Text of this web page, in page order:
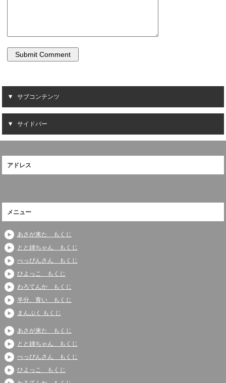
サブコンテンツ
サイドバー
アドレス
メニュー
あさが来た もくじ
とと姉ちゃん もくじ
べっぴんさん もくじ
ひよっこ もくじ
わろてんか もくじ
半分、青い もくじ
まんぷく もくじ
あさが来た もくじ
とと姉ちゃん もくじ
べっぴんさん もくじ
ひよっこ もくじ